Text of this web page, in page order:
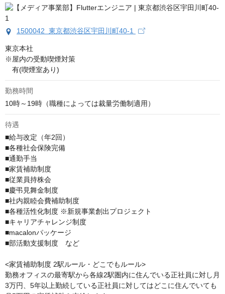
1500042 東京都渋谷区宇田川町40-1
東京本社
※屋内の受動喫煙対策
有(喫煙室あり)
勤務時間
10時～19時（職種によっては裁量労働制適用）
待遇
■給与改定（年2回）
■各種社会保険完備
■通勤手当
■家賃補助制度
■従業員持株会
■慶弔見舞金制度
■社内親睦会費補助制度
■各種活性化制度 ※新規事業創出プロジェクト
■キャリアチャレンジ制度
■macalonパッケージ
■部活動支援制度　など
<家賃補助制度 2駅ルール・どこでもルール>
勤務オフィスの最寄駅から各線2駅圏内に住んでいる正社員に対し月
3万円、5年以上勤続している正社員に対してはどこに住んでいても